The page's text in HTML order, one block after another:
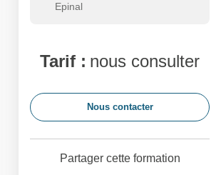
Epinal
Tarif : nous consulter
Nous contacter
Partager cette formation